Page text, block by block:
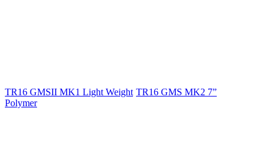
TR16 GMSII MK1 Light Weight
Polymer
TR16 GMS MK2 7”